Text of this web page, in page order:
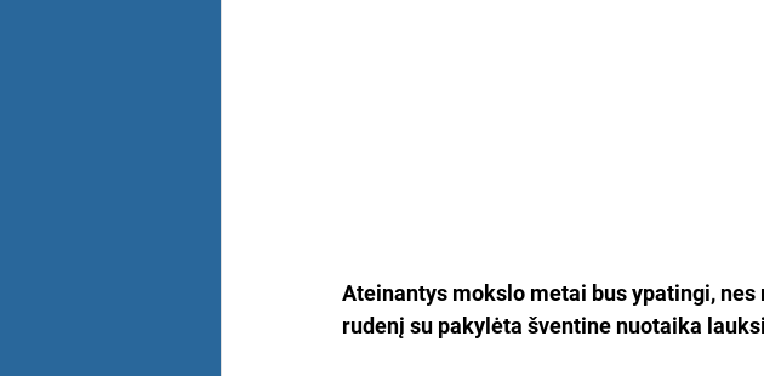
Ateinantys mokslo metai bus ypatingi,
rudenį su pakylėta šventine nuotaika